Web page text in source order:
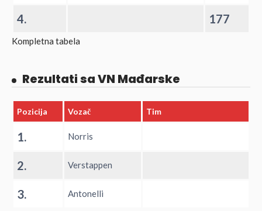
4. 177
Kompletna tabela
Rezultati sa VN Mađarske
Pozicija Vozač Tim
1. Norris
2. Verstappen
3. Antonelli